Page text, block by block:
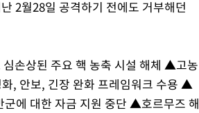
2월28일 공격하기 전에도 거부해던
손상된 주요 핵 농축 시설 해체 ▲고농
, 안보, 긴장 완화 프레임워크 수용 ▲
에 대한 자금 지원 중단 ▲호르무즈 해